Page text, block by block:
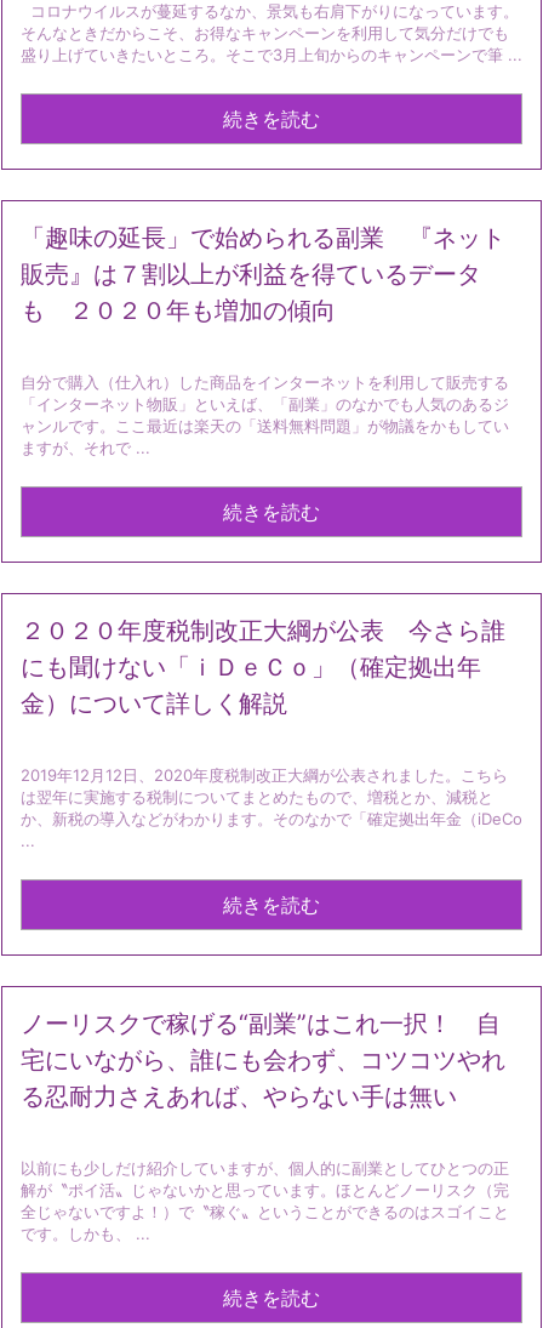
コロナウイルスが蔓延するなか、景気も右肩下がりになっています。
そんなときだからこそ、お得なキャンペーンを利用して気分だけでも
盛り上げていきたいところ。そこで3月上旬からのキャンペーンで筆 ...
続きを読む
「趣味の延長」で始められる副業 『ネット
販売』は７割以上が利益を得ているデータ
も ２０２０年も増加の傾向
自分で購入（仕入れ）した商品をインターネットを利用して販売する
「インターネット物販」といえば、「副業」のなかでも人気のあるジ
ャンルです。ここ最近は楽天の「送料無料問題」が物議をかもしてい
ますが、それで ...
続きを読む
２０２０年度税制改正大綱が公表 今さら誰
にも聞けない「ｉＤｅＣｏ」（確定拠出年
金）について詳しく解説
2019年12月12日、2020年度税制改正大綱が公表されました。こちら
は翌年に実施する税制についてまとめたもので、増税とか、減税と
か、新税の導入などがわかります。そのなかで「確定拠出年金（iDeCo
...
続きを読む
ノーリスクで稼げる“副業”はこれ一択！ 自
宅にいながら、誰にも会わず、コツコツやれ
る忍耐力さえあれば、やらない手は無い
以前にも少しだけ紹介していますが、個人的に副業としてひとつの正
解が〝ポイ活〟じゃないかと思っています。ほとんどノーリスク（完
全じゃないですよ！）で〝稼ぐ〟ということができるのはスゴイこと
です。しかも、 ...
続きを読む